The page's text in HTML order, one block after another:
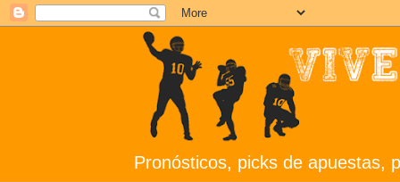
Pronósticos, picks de apuestas,